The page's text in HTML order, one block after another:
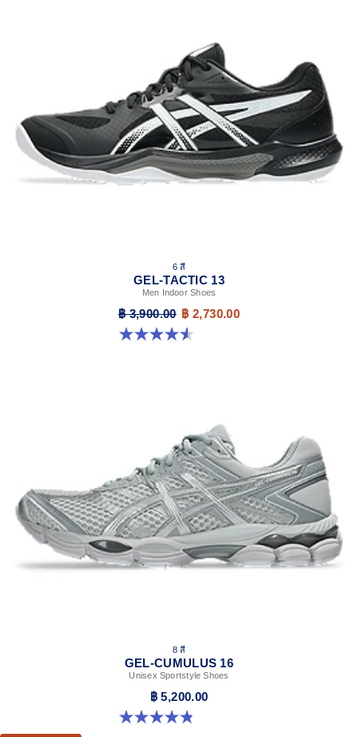
6 สี
GEL-TACTIC 13
Men Indoor Shoes
฿ 3,900.00 ฿ 2,730.00
4.6 จาก 5 ดาว 32 รีวิว
8 สี
GEL-CUMULUS 16
Unisex Sportstyle Shoes
฿ 5,200.00
4.8 จาก 5 ดาว 224 รีวิว